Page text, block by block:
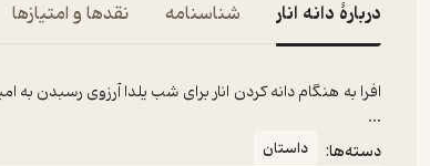
دربارۀ دانه انار شناسنامه نقدها و امتیازها
افرا به هنگام دانه کردن انار برای شب یلدا آرزوی رسبدن به
...
دسته‌ها: داستان